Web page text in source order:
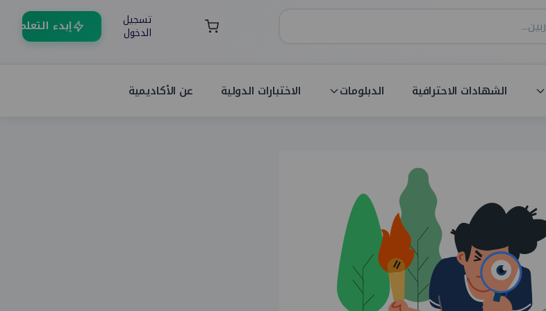
تسجيل
الدخول إبدء التعلم
الشهادات الاحترافية الدبلومات الاختبارات الدولية عن الأكاديمية